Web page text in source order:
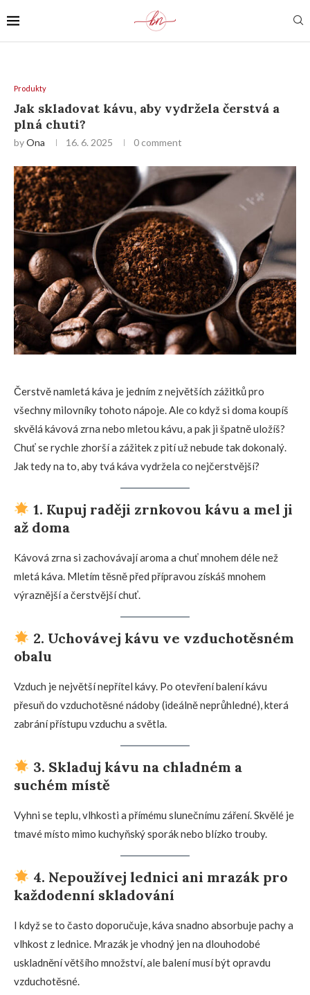
Produkty
Jak skladovat kávu, aby vydržela čerstvá a
plná chuti?
byOna 16. 6. 2025 0 comment
Čerstvě namletá káva je jedním z největších zážitků pro
všechny milovníky tohoto nápoje. Ale co když si doma koupíš
skvělá kávová zrna nebo mletou kávu, a pak ji špatně uložíš?
Chuť se rychle zhorší a zážitek z pití už nebude tak dokonalý.
Jak tedy na to, aby tvá káva vydržela co nejčerstvější?
1. Kupuj raději zrnkovou kávu a mel ji
až doma
Kávová zrna si zachovávají aroma a chuť mnohem déle než
mletá káva. Mletím těsně před přípravou získáš mnohem
výraznější a čerstvější chuť.
2. Uchovávej kávu ve vzduchotěsném
obalu
Vzduch je největší nepřítel kávy. Po otevření balení kávu
přesuň do vzduchotěsné nádoby (ideálně neprůhledné), která
zabrání přístupu vzduchu a světla.
3. Skladuj kávu na chladném a
suchém místě
Vyhni se teplu, vlhkosti a přímému slunečnímu záření. Skvělé je
tmavé místo mimo kuchyňský sporák nebo blízko trouby.
4. Nepoužívej lednici ani mrazák pro
každodenní skladování
I když se to často doporučuje, káva snadno absorbuje pachy a
vlhkost z lednice. Mrazák je vhodný jen na dlouhodobé
uskladnění většího množství, ale balení musí být opravdu
vzduchotěsné.